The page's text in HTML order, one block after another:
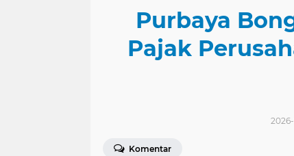
Purbaya
Pajak
Komentar